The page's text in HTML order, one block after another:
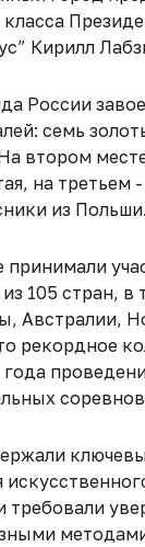
класса
Кирилл
России
семь
втором
на третьем -
из Польши.
принимали
105 стран, в
Австралии,
рекордное
года
требовали